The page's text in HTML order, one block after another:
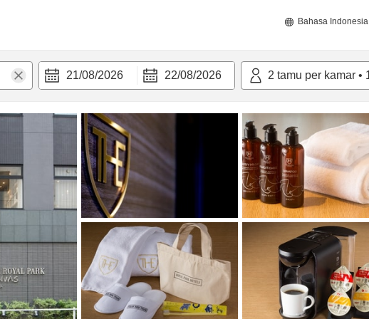
Bahasa Indonesia
21/08/2026 22/08/2026 2 tamu per kamar •